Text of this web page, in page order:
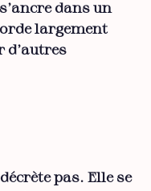
dans un
largement
d’autres
pas. Elle se